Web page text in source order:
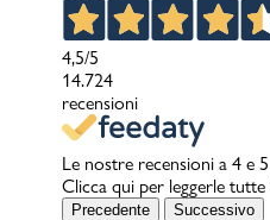
4,5/5
14.724
recensioni
Le nostre recensioni a 4 e
Clicca qui per leggerle tutte
Precedente Successivo